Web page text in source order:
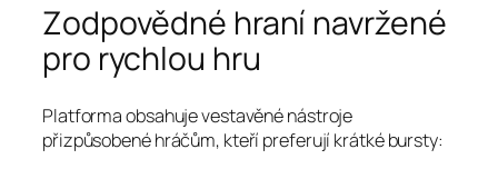
Zodpovědné hraní navržené
pro rychlou hru
Platforma obsahuje vestavěné nástroje
přizpůsobené hráčům, kteří preferují krátké bursty: